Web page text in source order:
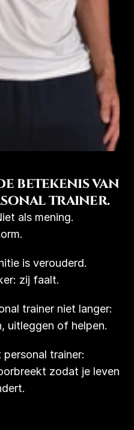
betekenis van
trainer.
als mening.
is verouderd.
zij faalt.
trainer niet langer:
uitleggen of helpen.
trainer:
zodat je leven